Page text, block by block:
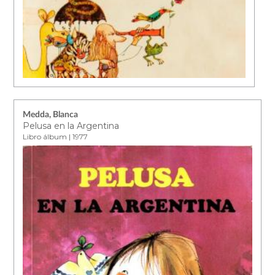
Medda, Blanca
Pelusa en la Argentina
Libro álbum | 1977